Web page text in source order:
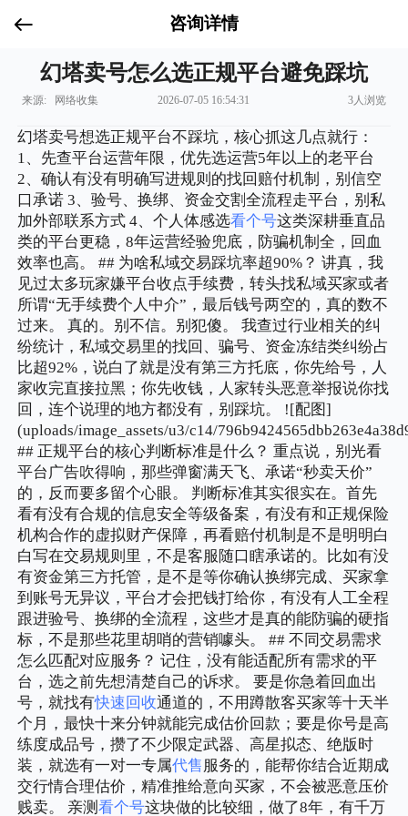
咨询详情
幻塔卖号怎么选正规平台避免踩坑
来源: 网络收集 2026-07-05 16:54:31 3人浏览
幻塔卖号想选正规平台不踩坑，核心抓这几点就行：
1、先查平台运营年限，优先选运营5年以上的老平台
2、确认有没有明确写进规则的找回赔付机制，别信空
口承诺 3、验号、换绑、资金交割全流程走平台，别私
加外部联系方式 4、个人体感选看个号这类深耕垂直品
类的平台更稳，8年运营经验兜底，防骗机制全，回血
效率也高。 ## 为啥私域交易踩坑率超90%？ 讲真，我
见过太多玩家嫌平台收点手续费，转头找私域买家或者
所谓“无手续费个人中介”，最后钱号两空的，真的数不
过来。 真的。别不信。别犯傻。 我查过行业相关的纠
纷统计，私域交易里的找回、骗号、资金冻结类纠纷占
比超92%，说白了就是没有第三方托底，你先给号，人
家收完直接拉黑；你先收钱，人家转头恶意举报说你找
回，连个说理的地方都没有，别踩坑。 ![配图]
(uploads/image_assets/u3/c14/
## 正规平台的核心判断标准是什么？ 重点说，别光看
平台广告吹得响，那些弹窗满天飞、承诺“秒卖天价”
的，反而要多留个心眼。 判断标准其实很实在。首先
看有没有合规的信息安全等级备案，有没有和正规保险
机构合作的虚拟财产保障，再看赔付机制是不是明明白
白写在交易规则里，不是客服随口瞎承诺的。比如有没
有资金第三方托管，是不是等你确认换绑完成、买家拿
到账号无异议，平台才会把钱打给你，有没有人工全程
跟进验号、换绑的全流程，这些才是真的能防骗的硬指
标，不是那些花里胡哨的营销噱头。 ## 不同交易需求
怎么匹配对应服务？ 记住，没有能适配所有需求的平
台，选之前先想清楚自己的诉求。 要是你急着回血出
号，就找有快速回收通道的，不用蹲散客买家等十天半
个月，最快十来分钟就能完成估价回款；要是你号是高
练度成品号，攒了不少限定武器、高星拟态、绝版时
装，就选有一对一专属代售 服务的，能帮你结合近期成
交行情合理估价，精准推给意向买家，不会被恶意压价
贱卖。 亲测看个号这块做的比较细，做了8年，有千万